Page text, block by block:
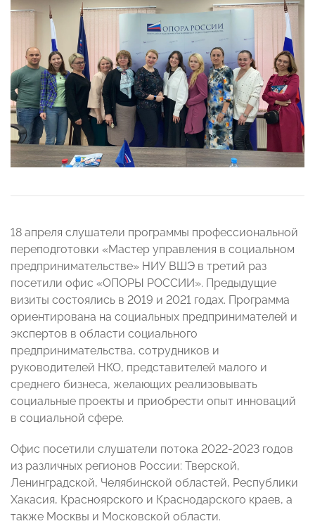
18 апреля слушатели программы профессиональной
переподготовки «Мастер управления в социальном
предпринимательстве» НИУ ВШЭ в третий раз
посетили офис «ОПОРЫ РОССИИ». Предыдущие
визиты состоялись в 2019 и 2021 годах. Программа
ориентирована на социальных предпринимателей и
экспертов в области социального
предпринимательства, сотрудников и
руководителей НКО, представителей малого и
среднего бизнеса, желающих реализовывать
социальные проекты и приобрести опыт инноваций
в социальной сфере.
Офис посетили слушатели потока 2022-2023 годов
из различных регионов России: Тверской,
Ленинградской, Челябинской областей, Республики
Хакасия, Красноярского и Краснодарского краев, а
также Москвы и Московской области.